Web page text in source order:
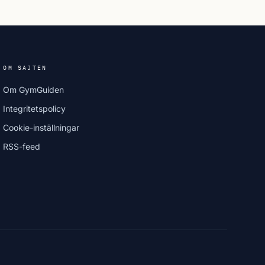
OM SAJTEN
Om GymGuiden
Integritetspolicy
Cookie-inställningar
RSS-feed